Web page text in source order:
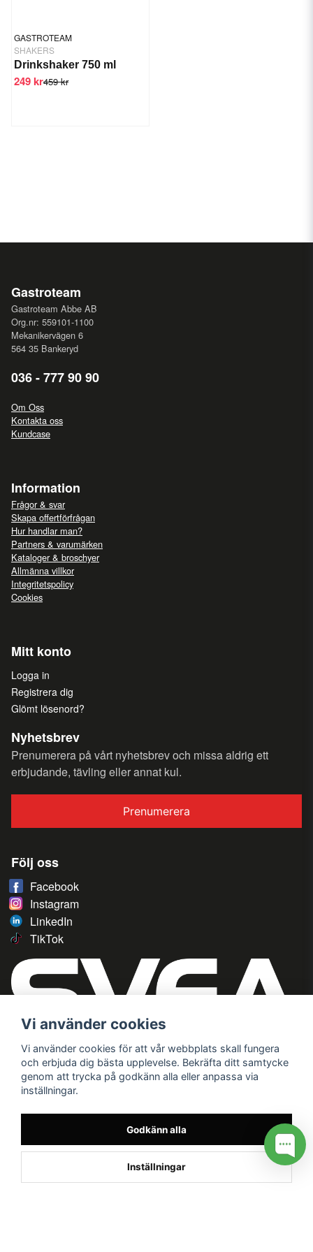
GASTROTEAM
SHAKERS
Drinkshaker 750 ml
459 kr
249 kr
Gastroteam
Gastroteam Abbe AB
Org.nr: 559101-1100
Mekanikervägen 6
564 35 Bankeryd
036 - 777 90 90
Om Oss
Kontakta oss
Kundcase
Information
Frågor & svar
Skapa offertförfrågan
Hur handlar man?
Partners & varumärken
Kataloger & broschyer
Allmänna villkor
Integritetspolicy
Cookies
Mitt konto
Logga in
Registrera dig
Glömt lösenord?
Nyhetsbrev
Prenumerera på vårt nyhetsbrev och missa aldrig ett
erbjudande, tävling eller annat kul.
Prenumerera
Följ oss
Facebook
Instagram
LinkedIn
TikTok
Vi använder cookies
Vi använder cookies för att vår webbplats skall fungera
och erbjuda dig bästa upplevelse. Bekräfta ditt samtycke
genom att trycka på godkänn alla eller anpassa via
inställningar.
Godkänn alla
Inställningar